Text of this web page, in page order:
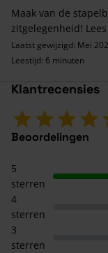
Maak van de
zitgelegenheid!
Laatst gewijzigd: Mei
Leestijd: 6 minuten
Klantrecensies
Beoordelingen
5
sterren
4
sterren
3
sterren